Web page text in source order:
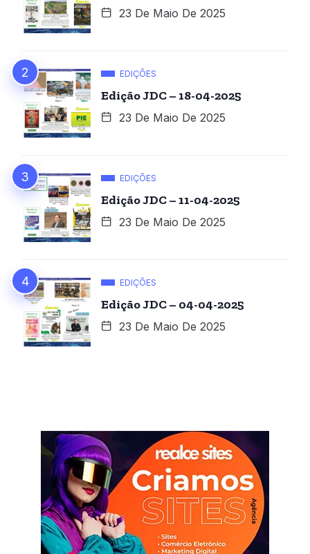
23 De Maio De 2025
EDIÇÕES
Edição JDC – 18-04-2025
23 De Maio De 2025
EDIÇÕES
Edição JDC – 11-04-2025
23 De Maio De 2025
EDIÇÕES
Edição JDC – 04-04-2025
23 De Maio De 2025